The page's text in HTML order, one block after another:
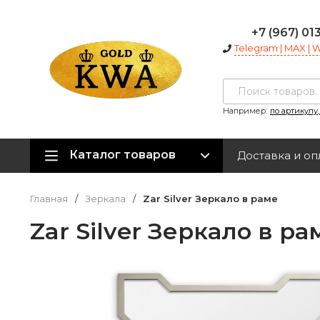
+7 (967)
Telegram | MAX |
Например: по
Каталог товаров Доставка и
Главная / Зеркала / Zar Silver Зеркало в раме
Zar Silver Зеркало в